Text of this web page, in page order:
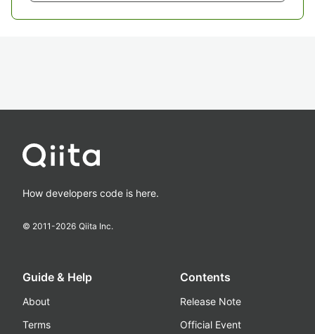
How developers code is here.
© 2011-2026 Qiita Inc.
Guide & Help
About
Terms
Contents
Release Note
Official Event